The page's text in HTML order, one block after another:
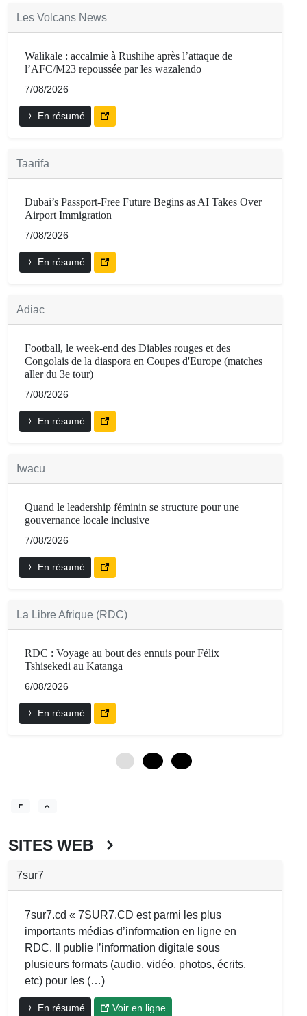
Les Volcans News
Walikale : accalmie à Rushihe après l’attaque de
l’AFC/M23 repoussée par les wazalendo
7/08/2026
En résumé
Taarifa
Dubai’s Passport-Free Future Begins as AI Takes Over
Airport Immigration
7/08/2026
En résumé
Adiac
Football, le week-end des Diables rouges et des
Congolais de la diaspora en Coupes d'Europe (matches
aller du 3e tour)
7/08/2026
En résumé
Iwacu
Quand le leadership féminin se structure pour une
gouvernance locale inclusive
7/08/2026
En résumé
La Libre Afrique (RDC)
RDC : Voyage au bout des ennuis pour Félix
Tshisekedi au Katanga
6/08/2026
En résumé
SITES WEB
7sur7
7sur7.cd « 7SUR7.CD est parmi les plus
importants médias d’information en ligne en
RDC. Il publie l’information digitale sous
plusieurs formats (audio, vidéo, photos, écrits,
etc) pour les (…)
En résumé Voir en ligne